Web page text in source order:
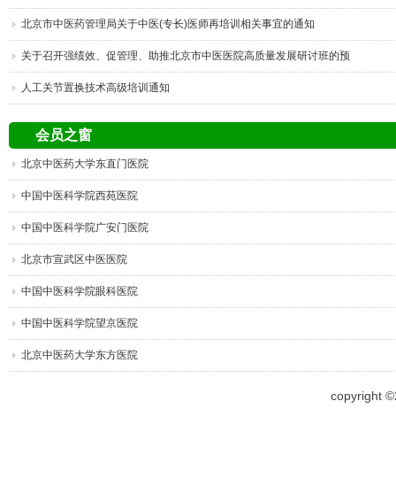
的通知
北京市中医药管理局关于中医(专长)医师再培训相关事宜的通知
关于召开强绩效、促管理、助推北京市中医医院高质量发展研讨班的预
通知
人工关节置换技术高级培训通知
会员之窗
北京中医药大学东直门医院
中国中医科学院西苑医院
中国中医科学院广安门医院
北京市宣武区中医医院
中国中医科学院眼科医院
中国中医科学院望京医院
北京中医药大学东方医院
copyright